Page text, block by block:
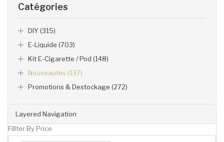
Layered Navigation
Fillter By Price
Catégories
DIY (315)
E-Liquide (703)
Kit E-Cigarette / Pod (148)
Nouveautés (137)
Promotions & Destockage (272)